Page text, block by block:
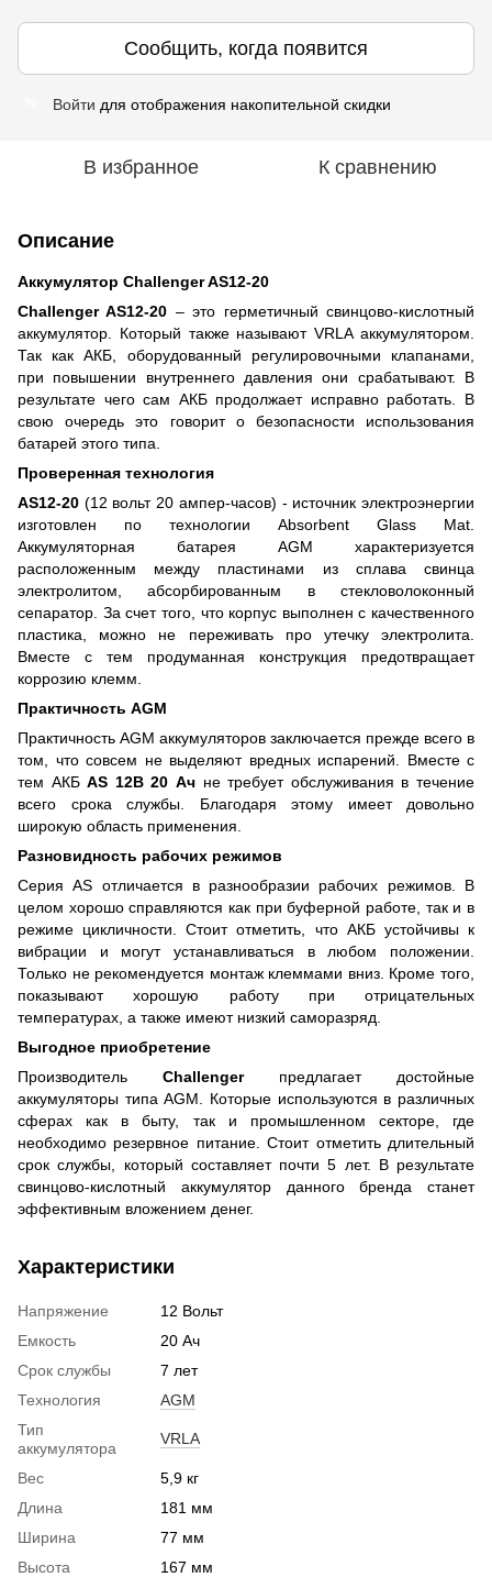
Сообщить, когда появится
Войти для отображения накопительной скидки
В избранное К сравнению
Описание
Аккумулятор Challenger AS12-20
Challenger AS12-20 – это герметичный свинцово-кислотный
аккумулятор. Который также называют VRLA аккумулятором.
Так как АКБ, оборудованный регулировочными клапанами,
при повышении внутреннего давления они срабатывают. В
результате чего сам АКБ продолжает исправно работать. В
свою очередь это говорит о безопасности использования
батарей этого типа.
Проверенная технология
AS12-20 (12 вольт 20 ампер-часов) - источник электроэнергии
изготовлен по технологии Absorbent Glass Mat.
Аккумуляторная батарея AGM характеризуется
расположенным между пластинами из сплава свинца
электролитом, абсорбированным в стекловолоконный
сепаратор. За счет того, что корпус выполнен с качественного
пластика, можно не переживать про утечку электролита.
Вместе с тем продуманная конструкция предотвращает
коррозию клемм.
Практичность AGM
Практичность AGM аккумуляторов заключается прежде всего в
том, что совсем не выделяют вредных испарений. Вместе с
тем АКБAS 12В 20 Ач не требует обслуживания в течение
всего срока службы. Благодаря этому имеет довольно
широкую область применения.
Разновидность рабочих режимов
Серия AS отличается в разнообразии рабочих режимов. В
целом хорошо справляются как при буферной работе, так и в
режиме цикличности. Стоит отметить, что АКБ устойчивы к
вибрации и могут устанавливаться в любом положении.
Только не рекомендуется монтаж клеммами вниз. Кроме того,
показывают хорошую работу при отрицательных
температурах, а также имеют низкий саморазряд.
Выгодное приобретение
Производитель Challengerпредлагает достойные
аккумуляторы типа AGM. Которые используются в различных
сферах как в быту, так и промышленном секторе, где
необходимо резервное питание. Стоит отметить длительный
срок службы, который составляет почти 5 лет. В результате
свинцово-кислотный аккумулятор данного бренда станет
эффективным вложением денег.
Характеристики
Напряжение
12 Вольт
Емкость
20 Ач
Срок службы
7 лет
Технология
AGM
Тип
аккумулятора
VRLA
Вес
5,9 кг
Длина
181 мм
Ширина
77 мм
Высота
167 мм